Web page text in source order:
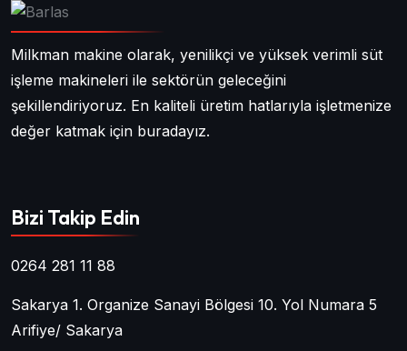
Milkman makine olarak, yenilikçi ve yüksek verimli süt
işleme makineleri ile sektörün geleceğini
şekillendiriyoruz. En kaliteli üretim hatlarıyla işletmenize
değer katmak için buradayız.
Bizi Takip Edin
0264 281 11 88
Sakarya 1. Organize Sanayi Bölgesi 10. Yol Numara 5
Arifiye/ Sakarya